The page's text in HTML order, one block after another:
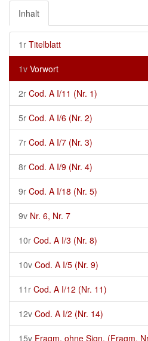
Inhalt
1r Titelblatt
1v Vorwort
2r Cod. A I/11 (Nr. 1)
5r Cod. A I/6 (Nr. 2)
7r Cod. A I/7 (Nr. 3)
8r Cod. A I/9 (Nr. 4)
9r Cod. A I/18 (Nr. 5)
9v Nr. 6, Nr. 7
10r Cod. A I/3 (Nr. 8)
10v Cod. A I/5 (Nr. 9)
11r Cod. A I/12 (Nr. 11)
12v Cod. A I/2 (Nr. 14)
15v Fragm. ohne Sign. (Fragm.